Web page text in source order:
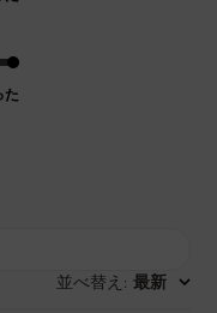
た
並べ替え : 最新